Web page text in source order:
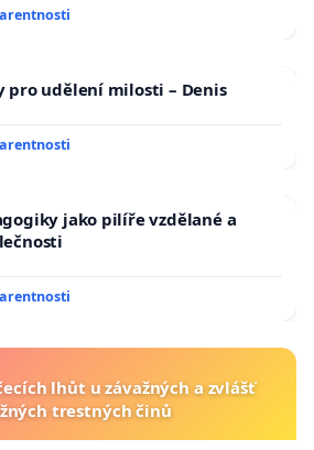
pro udělení milosti – Denis
jako pilíře vzdělané a
lhůt u závažných a zvlášť
trestných činů